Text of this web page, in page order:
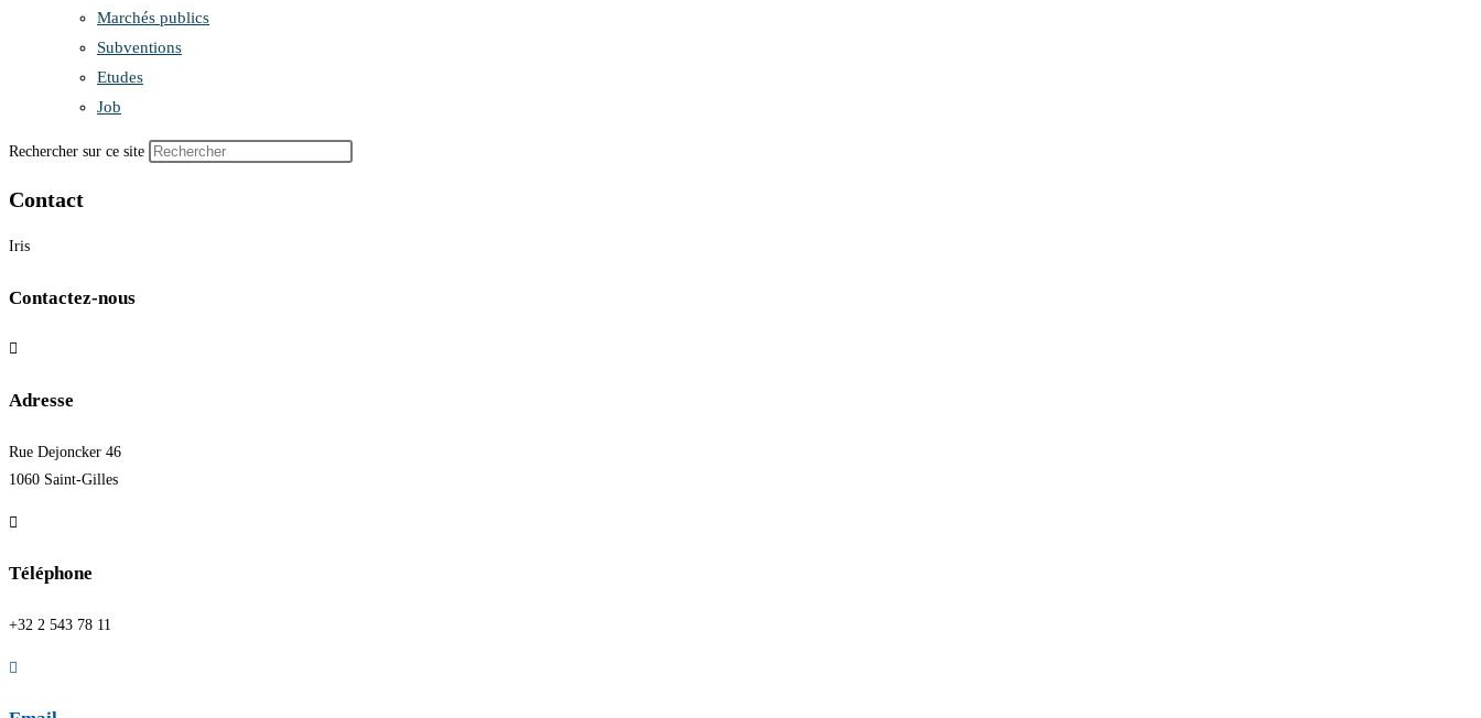
Marchés publics
Subventions
Etudes
Job
Rechercher sur ce site
Contact
Iris
Contactez-nous
Adresse
Rue Dejoncker 46
1060 Saint-Gilles
Téléphone
+32 2 543 78 11